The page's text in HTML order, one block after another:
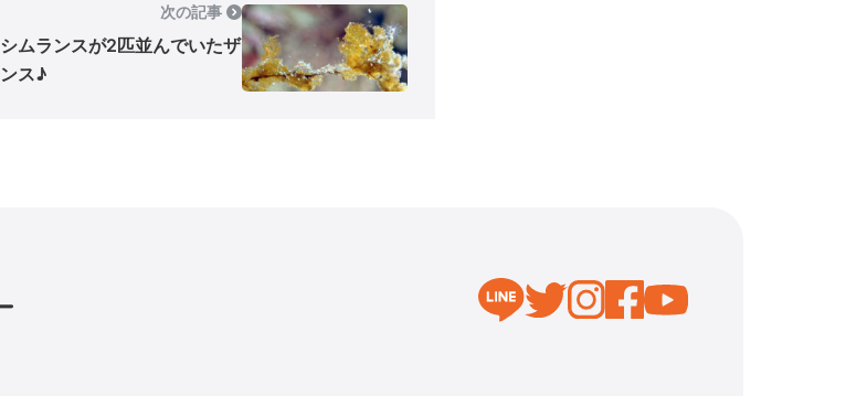
次の記事
シムランスが2匹並んでいたザ
ンス♪